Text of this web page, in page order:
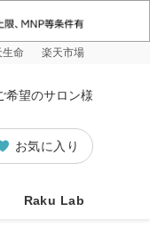
生命 楽天市場
希望のサロン様
お気に入り
Raku Lab